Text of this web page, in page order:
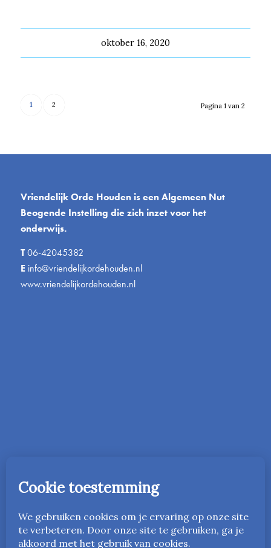
oktober 16, 2020
Pagina 1 van 2
1 2
Vriendelijk Orde Houden is een Algemeen Nut
Beogende Instelling die zich inzet voor het
onderwijs.
T06-42045382
E info@vriendelijkordehouden.nl
www.vriendelijkordehouden.nl
gestart in Nederland. Vanaf 2023 is deze ook beschikbaar
in het Engels alswww.friendlyandfairteaching.com